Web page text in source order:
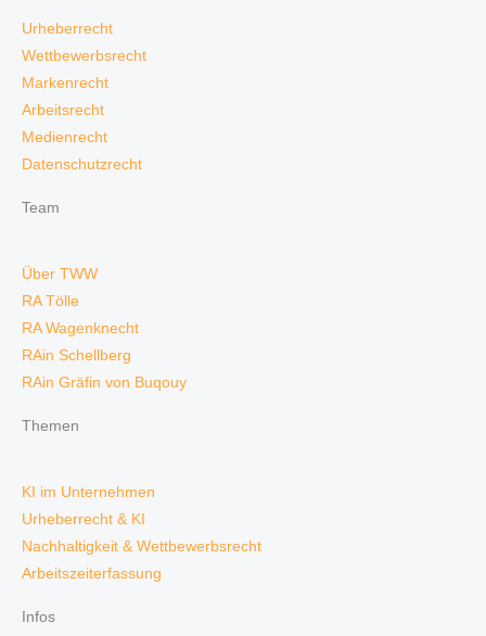
Urheberrecht
Wettbewerbsrecht
Markenrecht
Arbeitsrecht
Medienrecht
Datenschutzrecht
Team
Über TWW
RA Tölle
RA Wagenknecht
RAin Schellberg
RAin Gräfin von Buqouy
Themen
KI im Unternehmen
Urheberrecht & KI
Nachhaltigkeit & Wettbewerbsrecht
Arbeitszeiterfassung
Infos